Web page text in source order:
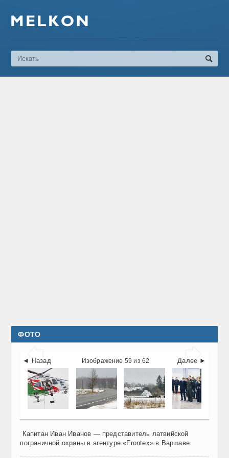
ФОТО
 
◄ Назад Далее ►
Изображение 59 из 62
Капитан Иван Иванов — представитель латвийской
пограничной охраны в агентуре«Frontex» в Варшаве